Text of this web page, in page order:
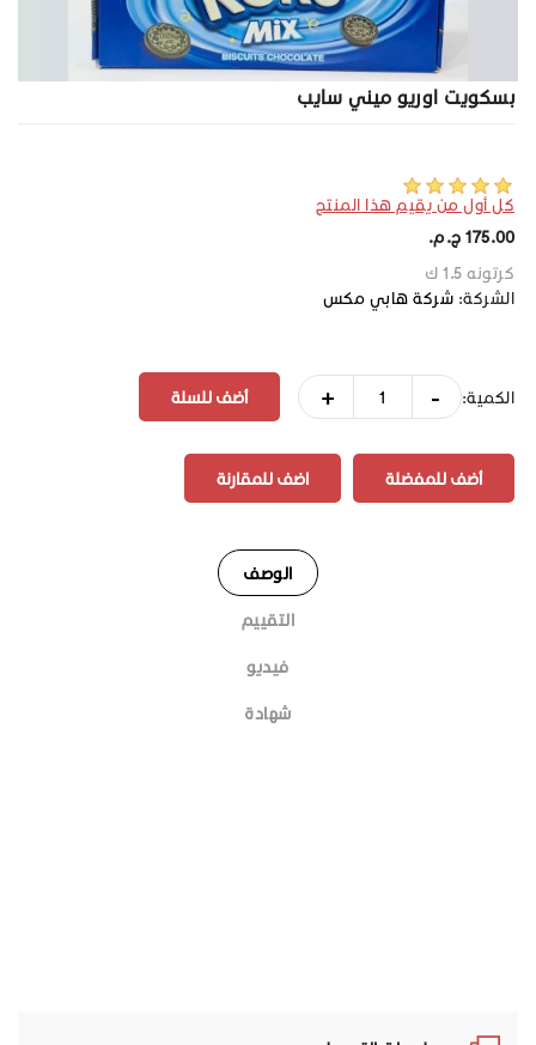
بسكويت اوريو ميني سايب
كل أول من يقيم هذا المنتج
175.00 ج.م.‏
كرتونه 1.5 ك
الشركة: شركة هابي مكس
الكمية: -
+
أضف للمفضلة اضف للمقارنة
الوصف
التقييم
فيديو
شهادة